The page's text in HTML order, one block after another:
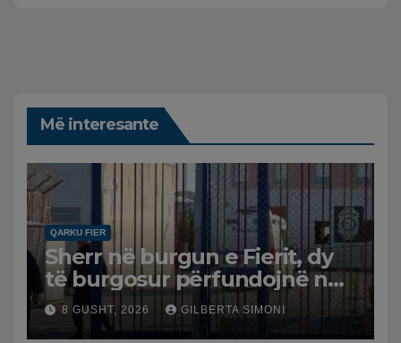
Më interesante
QARKU FIER
Sherr në burgun e Fierit, dy
të burgosur përfundojnë në
spital
8 GUSHT, 2026 GILBERTA SIMONI